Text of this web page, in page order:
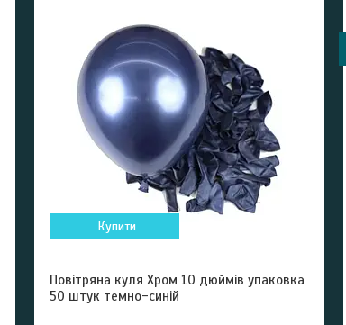
Купити
Повітряна куля Хром 10 дюймів упаковка
50 штук темно-синій